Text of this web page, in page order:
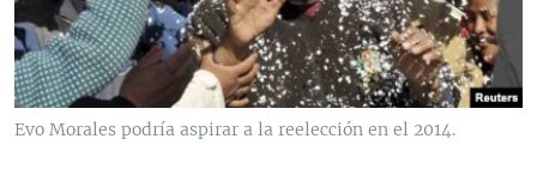
VENEZUELA
BRASIL
NICARAGUA
ECONOMÍA
ENTRETENIMIENTO Y CULTURA
TECNOLOGÍA
MULTIMEDIA
VIDEOS
FOTOGRAFÍA
PROGRAMAS TV
EL MUNDO AL DÍA
RADIO
Evo Morales podría aspirar a la reelección en el 2014.